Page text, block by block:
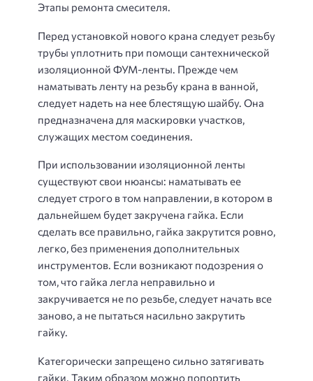
Этапы ремонта смесителя.
Перед установкой нового крана следует резьбу
трубы уплотнить при помощи сантехнической
изоляционной ФУМ-ленты. Прежде чем
наматывать ленту на резьбу крана в ванной,
следует надеть на нее блестящую шайбу. Она
предназначена для маскировки участков,
служащих местом соединения.
При использовании изоляционной ленты
существуют свои нюансы: наматывать ее
следует строго в том направлении, в котором в
дальнейшем будет закручена гайка. Если
сделать все правильно, гайка закрутится ровно,
легко, без применения дополнительных
инструментов. Если возникают подозрения о
том, что гайка легла неправильно и
закручивается не по резьбе, следует начать все
заново, а не пытаться насильно закрутить
гайку.
Категорически запрещено сильно затягивать
гайки. Таким образом можно попортить